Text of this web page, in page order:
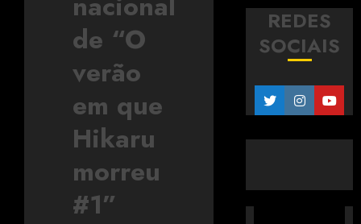
de “O
verão
em que
Hikaru
morreu
#1”
REDES
SOCIAIS